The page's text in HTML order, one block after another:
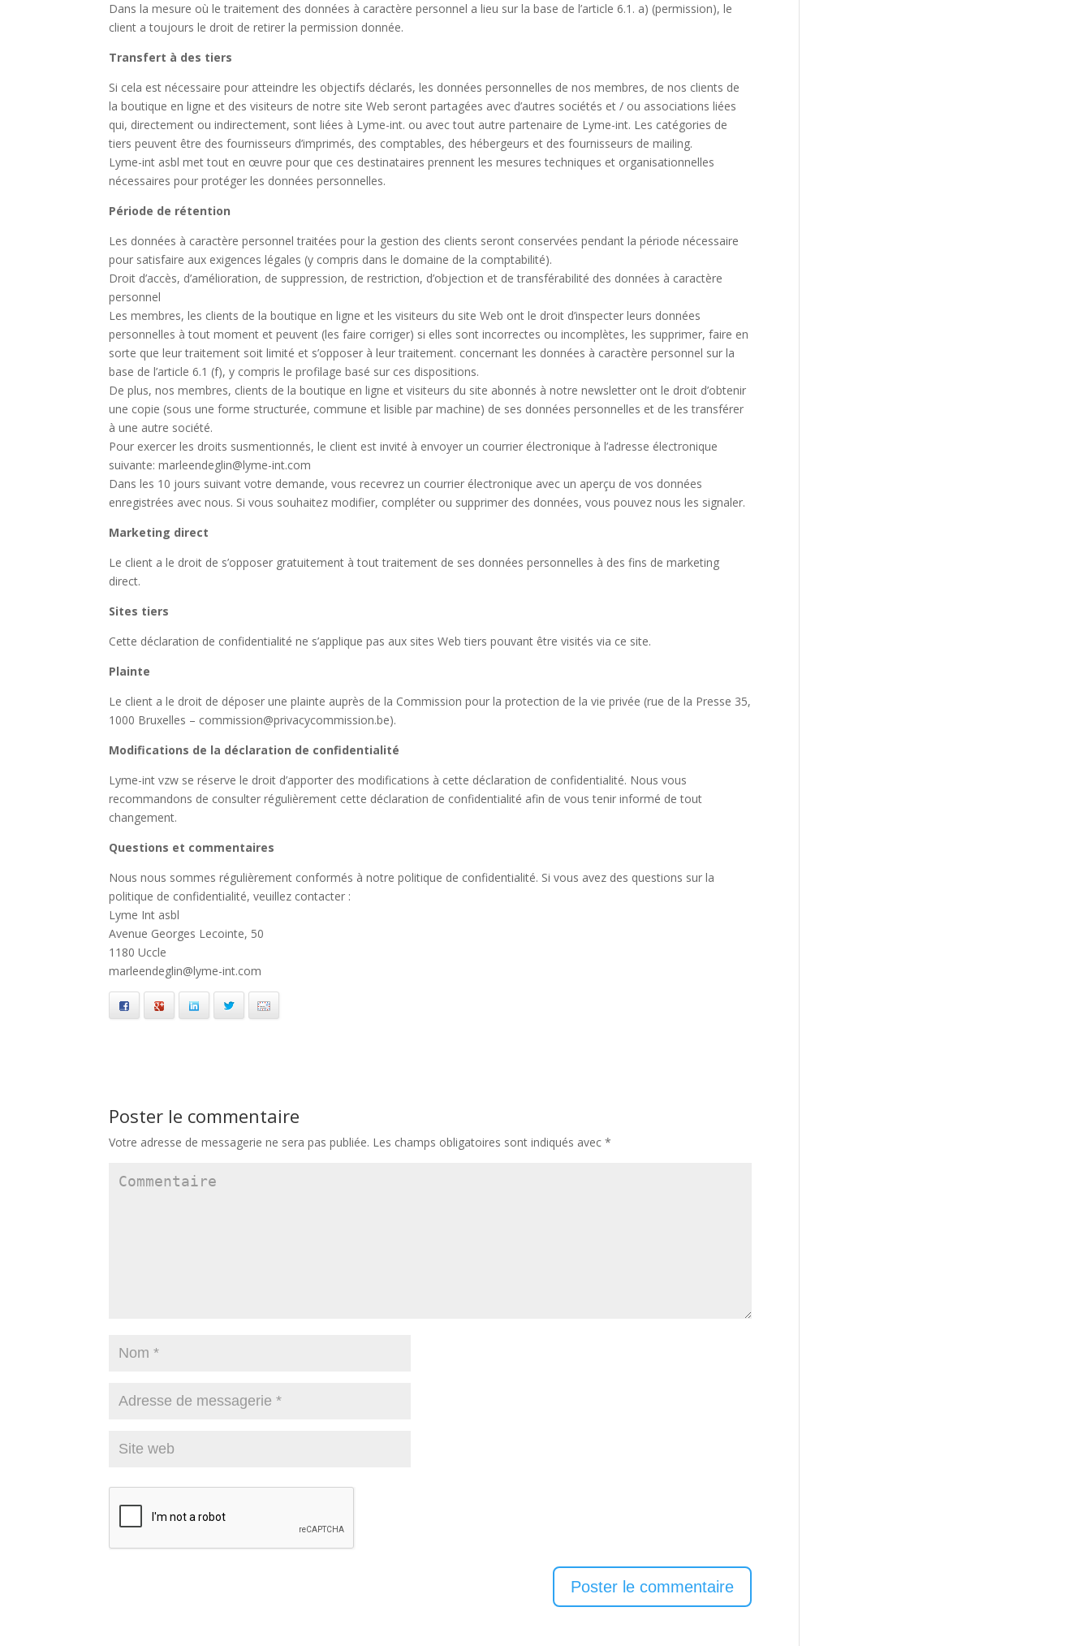
Dans la mesure où le traitement des données à caractère personnel a lieu sur la base de l’article 6.1. a) (permission), le
client a toujours le droit de retirer la permission donnée.
Transfert à des tiers
Si cela est nécessaire pour atteindre les objectifs déclarés, les données personnelles de nos membres, de nos clients de
la boutique en ligne et des visiteurs de notre site Web seront partagées avec d’autres sociétés et / ou associations liées
qui, directement ou indirectement, sont liées à Lyme-int. ou avec tout autre partenaire de Lyme-int. Les catégories de
tiers peuvent être des fournisseurs d’imprimés, des comptables, des hébergeurs et des fournisseurs de mailing.
Lyme-int asbl met tout en œuvre pour que ces destinataires prennent les mesures techniques et organisationnelles
nécessaires pour protéger les données personnelles.
Période de rétention
Les données à caractère personnel traitées pour la gestion des clients seront conservées pendant la période nécessaire
pour satisfaire aux exigences légales (y compris dans le domaine de la comptabilité).
Droit d’accès, d’amélioration, de suppression, de restriction, d’objection et de transférabilité des données à caractère
personnel
Les membres, les clients de la boutique en ligne et les visiteurs du site Web ont le droit d’inspecter leurs données
personnelles à tout moment et peuvent (les faire corriger) si elles sont incorrectes ou incomplètes, les supprimer, faire en
sorte que leur traitement soit limité et s’opposer à leur traitement. concernant les données à caractère personnel sur la
base de l’article 6.1 (f), y compris le profilage basé sur ces dispositions.
De plus, nos membres, clients de la boutique en ligne et visiteurs du site abonnés à notre newsletter ont le droit d’obtenir
une copie (sous une forme structurée, commune et lisible par machine) de ses données personnelles et de les transférer
à une autre société.
Pour exercer les droits susmentionnés, le client est invité à envoyer un courrier électronique à l’adresse électronique
suivante: marleendeglin@lyme-int.com
Dans les 10 jours suivant votre demande, vous recevrez un courrier électronique avec un aperçu de vos données
enregistrées avec nous. Si vous souhaitez modifier, compléter ou supprimer des données, vous pouvez nous les signaler.
Marketing direct
Le client a le droit de s’opposer gratuitement à tout traitement de ses données personnelles à des fins de marketing
direct.
Sites tiers
Cette déclaration de confidentialité ne s’applique pas aux sites Web tiers pouvant être visités via ce site.
Plainte
Le client a le droit de déposer une plainte auprès de la Commission pour la protection de la vie privée (rue de la Presse 35,
1000 Bruxelles – commission@privacycommission.be).
Modifications de la déclaration de confidentialité
Lyme-int vzw se réserve le droit d’apporter des modifications à cette déclaration de confidentialité. Nous vous
recommandons de consulter régulièrement cette déclaration de confidentialité afin de vous tenir informé de tout
changement.
Questions et commentaires
Nous nous sommes régulièrement conformés à notre politique de confidentialité. Si vous avez des questions sur la
politique de confidentialité, veuillez contacter :
Lyme Int asbl
Avenue Georges Lecointe, 50
1180 Uccle
marleendeglin@lyme-int.com
Facebook Google+ LinkedIn Twitter
Poster le commentaire
Votre adresse de messagerie ne sera pas publiée. Les champs obligatoires sont indiqués avec*